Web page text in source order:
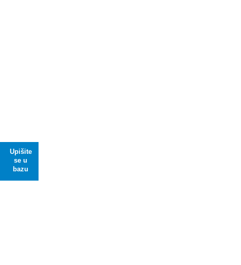
Upišite
se u
bazu